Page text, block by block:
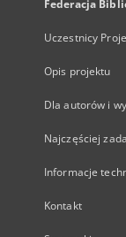
Federacja
Uczestnicy
Opis projektu
Dla autorów i
Najczęściej
Informacje
Kontakt